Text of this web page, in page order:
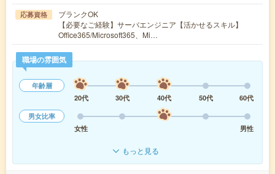
応募資格
ブランクOK
【必要なご経験】サーバエンジニア【活かせるスキル】
Office365/Microsoft365、Mi…
職場の雰囲気
年齢層
20代
30代 40代 50代
60代
男女比率
女性
男性
もっと見る